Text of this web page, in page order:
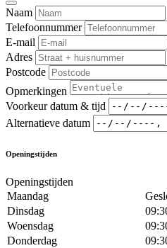
Naam
Telefoonnummer
E-mail
Adres
Postcode
Opmerkingen
Voorkeur datum & tijd
Alternatieve datum
Openingstijden
Openingstijden
Maandag
Dinsdag
Woensdag
Donderdag